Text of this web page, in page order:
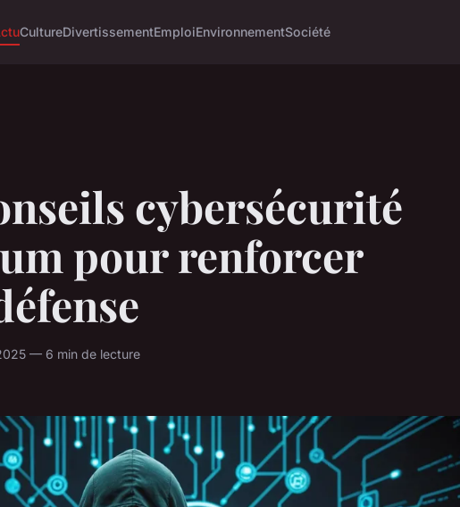
CultureDivertissementEmploiEnvironnementSociété
cybersécurité
pour renforcer
— 6 min de lecture